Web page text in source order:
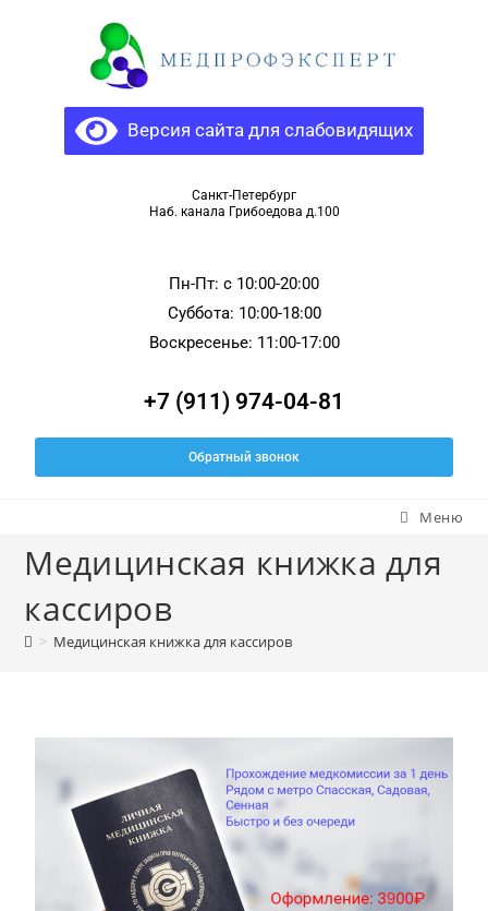
Версия сайта для слабовидящих
Санкт-Петербург
Наб. канала Грибоедова д.100
Пн-Пт: c 10:00-20:00
Суббота: 10:00-18:00
Воскресенье: 11:00-17:00
+7 (911) 974-04-81
Обратный звонок
Меню
Медицинская книжка для
кассиров
> Медицинская книжка для кассиров